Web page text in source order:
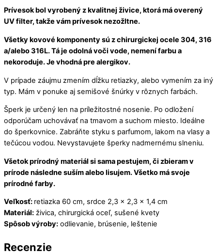
Prívesok bol vyrobený z kvalitnej živice, ktorá má overený
UV filter, takže vám prívesok nezožltne.
Všetky kovové komponenty sú z chirurgickej ocele 304, 316
a/alebo 316L.Tá je odolná voči vode, nemení farbu a
nekoroduje. Je vhodná pre alergikov.
V prípade záujmu zmením dĺžku retiazky, alebo vymením za iný
typ. Mám v ponuke aj semišové šnúrky v rôznych farbách.
Šperk je určený len na príležitostné nosenie. Po odložení
odporúčam uchovávať na tmavom a suchom miesto. Ideálne
do šperkovnice. Zabráňte styku s parfumom, lakom na vlasy a
tečúcou vodou. Nevystavujete šperky nadmernému slneniu.
Všetok prírodný materiál si sama pestujem, či zbieram v
prírode následne suším alebo lisujem.Všetko má svoje
prírodné farby.
Veľkosť: retiazka 60 cm, srdce 2,3 x 2,3 x 1,4 cm
Materiál: živica, chirurgická oceľ, sušené kvety
Spôsob výroby: odlievanie, brúsenie, leštenie
Recenzie